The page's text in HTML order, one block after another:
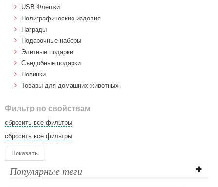
USB Флешки
Полиграфические изделия
Награды
Подарочные наборы
Элитные подарки
Cъедобные подарки
Новинки
Товары для домашних животных
Фильтр по свойствам
сбросить все фильтры
сбросить все фильтры
Показать
Популярные теги